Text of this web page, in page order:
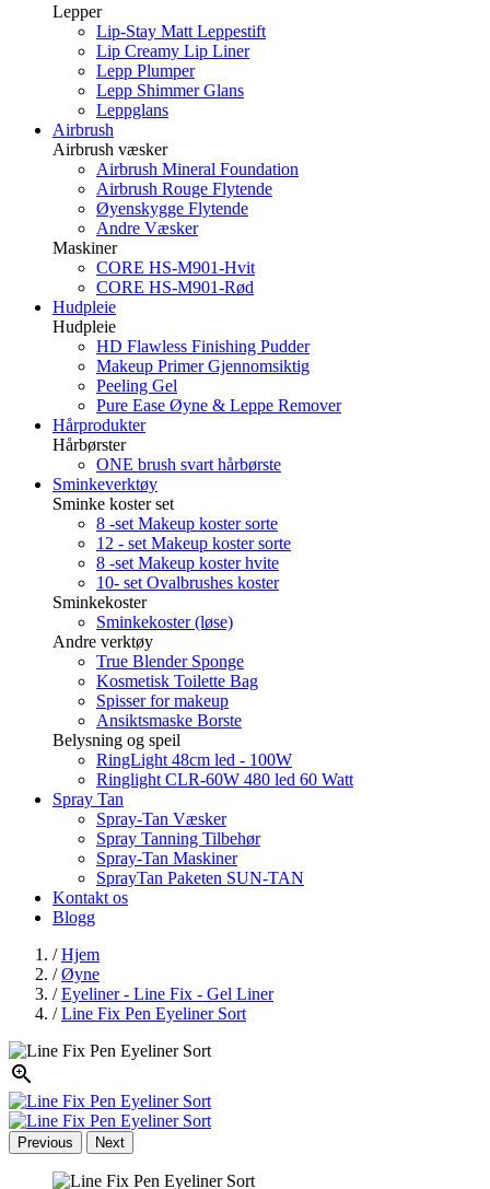
Lepper
Lip-Stay Matt Leppestift
Lip Creamy Lip Liner
Lepp Plumper
Lepp Shimmer Glans
Leppglans
Airbrush
Airbrush væsker
Airbrush Mineral Foundation
Airbrush Rouge Flytende
Øyenskygge Flytende
Andre Væsker
Maskiner
CORE HS-M901-Hvit
CORE HS-M901-Rød
Hudpleie
Hudpleie
HD Flawless Finishing Pudder
Makeup Primer Gjennomsiktig
Peeling Gel
Pure Ease Øyne & Leppe Remover
Hårprodukter
Hårbørster
ONE brush svart hårbørste
Sminkeverktøy
Sminke koster set
8 -set Makeup koster sorte
12 - set Makeup koster sorte
8 -set Makeup koster hvite
10- set Ovalbrushes koster
Sminkekoster
Sminkekoster (løse)
Andre verktøy
True Blender Sponge
Kosmetisk Toilette Bag
Spisser for makeup
Ansiktsmaske Borste
Belysning og speil
RingLight 48cm led - 100W
Ringlight CLR-60W 480 led 60 Watt
Spray Tan
Spray-Tan Væsker
Spray Tanning Tilbehør
Spray-Tan Maskiner
SprayTan Paketen SUN-TAN
Kontakt os
Blogg
/ Hjem
/ Øyne
/ Eyeliner - Line Fix - Gel Liner
/ Line Fix Pen Eyeliner Sort

Previous Next